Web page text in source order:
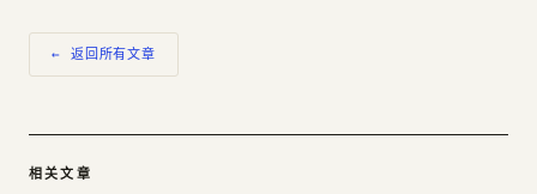
← 返回所有文章
相关文章